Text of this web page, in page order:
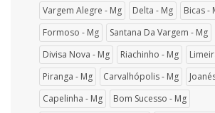
Vargem Alegre - Mg
Delta - Mg
Bicas -
Formoso - Mg
Santana Da Vargem - Mg
Divisa Nova - Mg
Riachinho - Mg
Piranga - Mg
Carvalhópolis - Mg
Capelinha - Mg
Bom Sucesso - Mg